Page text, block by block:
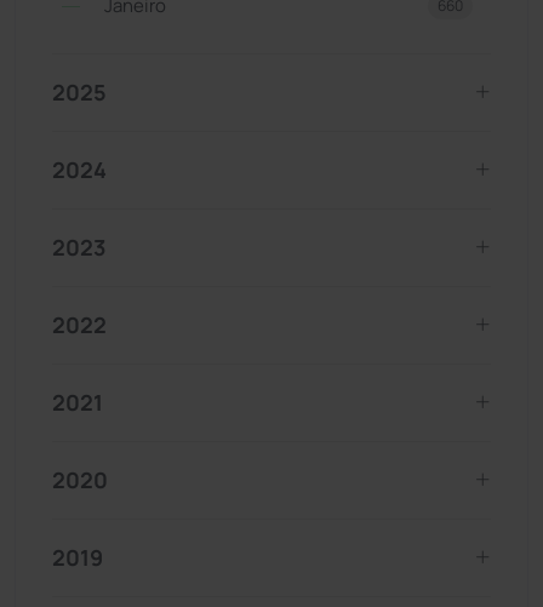
660
2025
2024
2023
2022
2021
2020
2019